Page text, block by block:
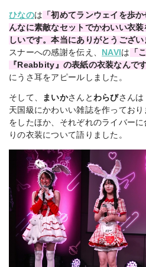
ひなのは 「初めてランウェイを歩
んなに素敵なセットでかわいい衣
しいです。本当にありがとうござい
スナーへの感謝を伝え、 NAVIは 「
『Reabbity』の表紙の衣装なんで
にうさ耳をアピールしました。
そして、 まいかさんと わらびさんは
天国級にかわいい雑誌を作ってお
をしたほか、それぞれのライバー
りの衣装について語りました。